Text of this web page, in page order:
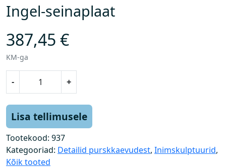
Ingel-seinaplaat
387,45 €
KM-ga
-
l
-
s
e
+
Lisa tellimusele
Tootekood: 937
Kategooriad: Detailid purskkaevudest, Inimskulptuurid,
Kõik tooted